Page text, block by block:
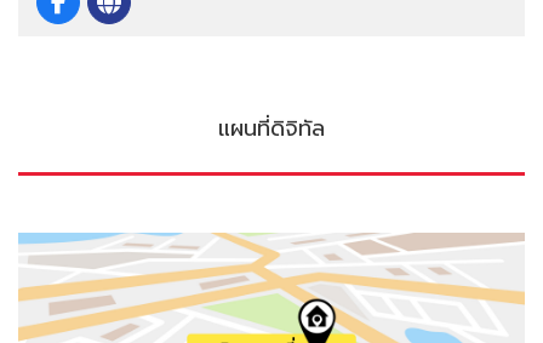
แผนที่ดิจิทัล